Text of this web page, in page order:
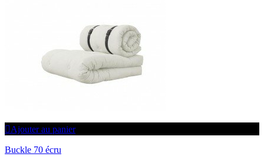
Ajouter au panier
Buckle 70 écru